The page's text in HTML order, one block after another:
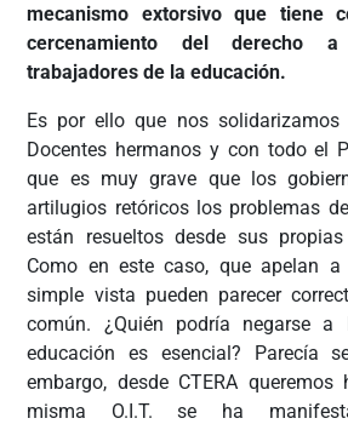
mecanismo extorsivo que tiene
cercenamiento del derecho
trabajadores de la educación.
Es por ello que nos
Docentes hermanos y con todo el
que es muy grave que los
artilugios retóricos los problemas
están resueltos desde sus
Como en este caso, que apelan
simple vista pueden parecer
común. ¿Quién podría negarse
educación es esencial? Parecía
embargo, desde CTERA
misma O.I.T. se ha